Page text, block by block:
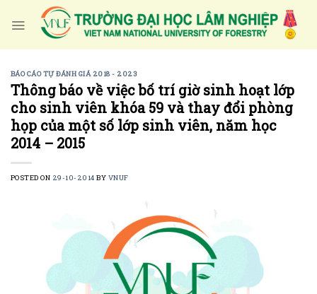
BÁO CÁO TỰ ĐÁNH GIÁ 2018 - 2023
Thông báo về việc bố trí giờ sinh hoạt lớp
cho sinh viên khóa 59 và thay đổi phòng
họp của một số lớp sinh viên, năm học
2014 – 2015
POSTED ON 29-10-2014 BY VNUF